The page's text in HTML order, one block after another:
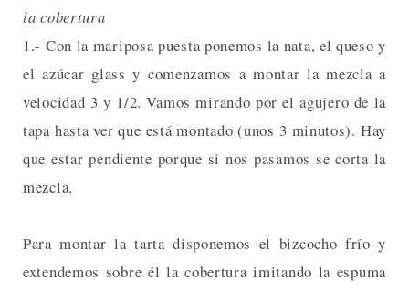
la cobertura
1.- Con la mariposa puesta ponemos la nata, el queso y
el azúcar glass y comenzamos a montar la mezcla a
velocidad 3 y 1/2. Vamos mirando por el agujero de la
tapa hasta ver que está montado (unos 3 minutos). Hay
que estar pendiente porque si nos pasamos se corta la
mezcla.
Para montar la tarta disponemos el bizcocho frío y
extendemos sobre él la cobertura imitando la espuma